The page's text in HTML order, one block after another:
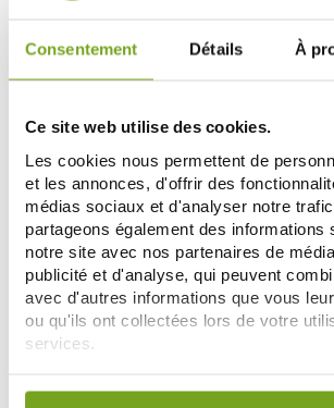
Consentement Détails À
Ce site web utilise des cookies.
Les cookies nous permettent de
et les annonces, d'offrir des
médias sociaux et d'analyser notre
partageons également des informations
notre site avec nos partenaires de
publicité et d'analyse, qui peuvent
avec d'autres informations que vous
ou qu'ils ont collectées lors de votre
services.
Votre choix de consentement est
NEW NORDIC
NEW NORDIC APPLE CIDER 60
COMPRIMES
26,90 €
ДОБАВИТЬ В КОРЗИНУ
BLUE